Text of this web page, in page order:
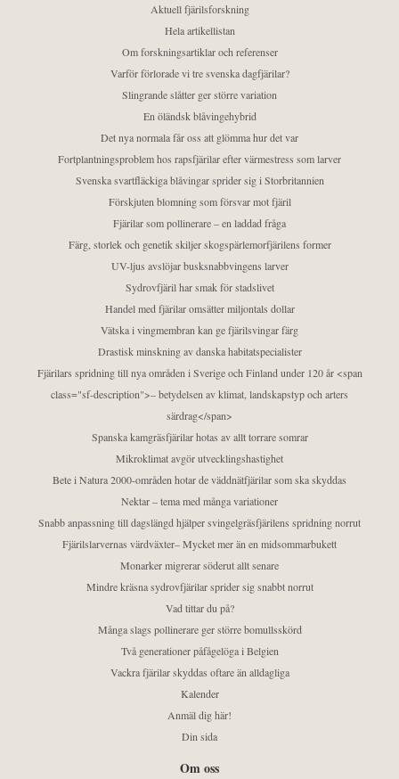
Aktuell fjärilsforskning
Hela artikellistan
Om forskningsartiklar och referenser
Varför förlorade vi tre svenska dagfjärilar?
Slingrande slåtter ger större variation
En öländsk blåvingehybrid
Det nya normala får oss att glömma hur det var
Fortplantningsproblem hos rapsfjärilar efter värmestress som larver
Svenska svartfläckiga blåvingar sprider sig i Storbritannien
Förskjuten blomning som försvar mot fjäril
Fjärilar som pollinerare – en laddad fråga
Färg, storlek och genetik skiljer skogspärlemorfjärilens former
UV-ljus avslöjar busksnabbvingens larver
Sydrovfjäril har smak för stadslivet
Handel med fjärilar omsätter miljontals dollar
Vätska i vingmembran kan ge fjärilsvingar färg
Drastisk minskning av danska habitatspecialister
Fjärilars spridning till nya områden i Sverige och Finland under 120 år <span
class="sf-description">– betydelsen av klimat, landskapstyp och arters
särdrag</span>
Spanska kamgräsfjärilar hotas av allt torrare somrar
Mikroklimat avgör utvecklingshastighet
Bete i Natura 2000-områden hotar de väddnätfjärilar som ska skyddas
Nektar – tema med många variationer
Snabb anpassning till dagslängd hjälper svingelgräsfjärilens spridning norrut
Fjärilslarvernas värdväxter– Mycket mer än en midsommarbukett
Monarker migrerar söderut allt senare
Mindre kräsna sydrovfjärilar sprider sig snabbt norrut
Vad tittar du på?
Många slags pollinerare ger större bomullsskörd
Två generationer påfågelöga i Belgien
Vackra fjärilar skyddas oftare än alldagliga
Kalender
Anmäl dig här!
Din sida
Om oss